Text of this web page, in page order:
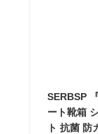
SERBSP
ート靴箱
ト 抗菌 防